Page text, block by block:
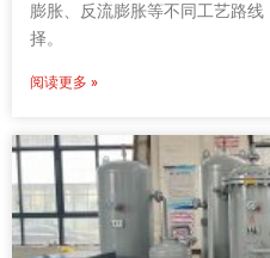
膨胀、反流膨胀等不同工艺路
择。
阅读更多 »